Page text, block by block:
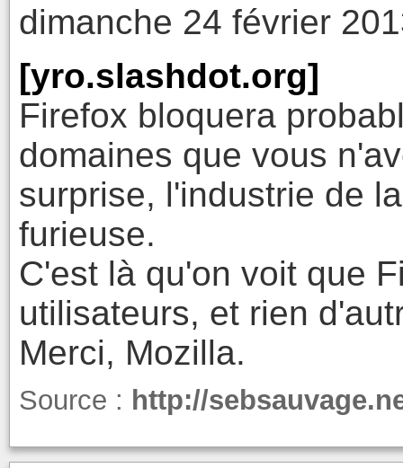
dimanche 24 février
[yro.slashdot.org]
Firefox bloquera
domaines que vous
surprise, l'industrie de
furieuse.
C'est là qu'on voit que
utilisateurs, et rien
Merci, Mozilla.
Source : http://